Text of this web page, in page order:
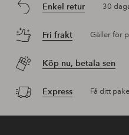
Enkel retur 30
Fri frakt Gäller för
Köp nu, betala sen
Express Få ditt